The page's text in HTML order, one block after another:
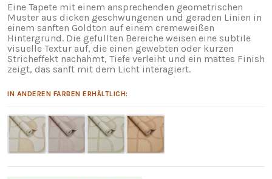
Eine Tapete mit einem ansprechenden geometrischen
Muster aus dicken geschwungenen und geraden Linien in
einem sanften Goldton auf einem cremeweißen
Hintergrund. Die gefüllten Bereiche weisen eine subtile
visuelle Textur auf, die einen gewebten oder kurzen
Stricheffekt nachahmt, Tiefe verleiht und ein mattes Finish
zeigt, das sanft mit dem Licht interagiert.
IN ANDEREN FARBEN ERHÄLTLICH: